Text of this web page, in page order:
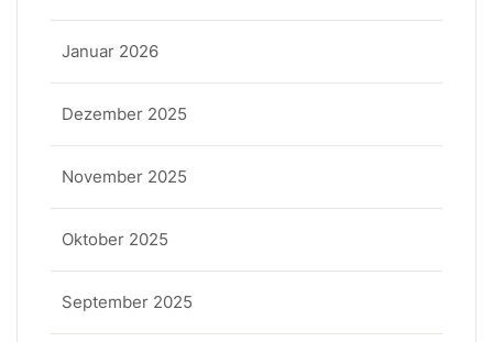
Januar 2026
Dezember 2025
November 2025
Oktober 2025
September 2025